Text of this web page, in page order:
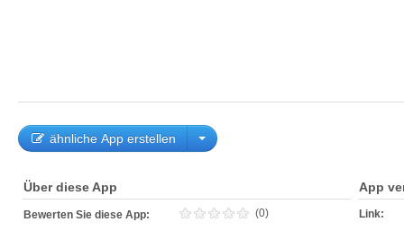
ähnliche App erstellen
Über diese App
Bewerten Sie diese App: (0)
App
Link: